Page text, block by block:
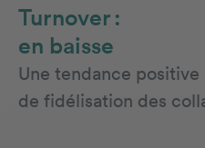
Turnover :
en baisse
Une tendance
de fidélisation des